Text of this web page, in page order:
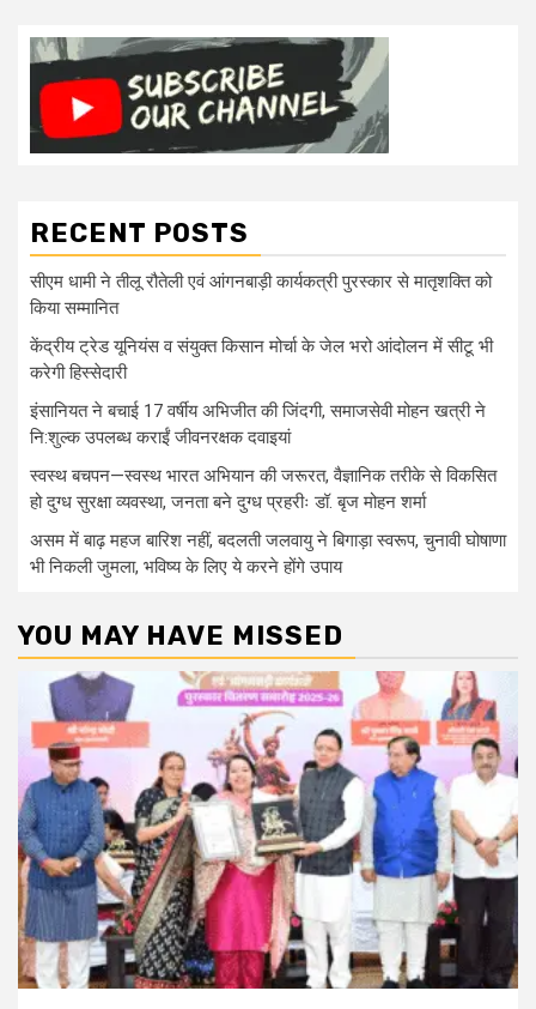
RECENT POSTS
सीएम धामी ने तीलू रौतेली एवं आंगनबाड़ी कार्यकत्री पुरस्कार से मातृशक्ति को
किया सम्मानित
केंद्रीय ट्रेड यूनियंस व संयुक्त किसान मोर्चा के जेल भरो आंदोलन में सीटू भी
करेगी हिस्सेदारी
इंसानियत ने बचाई 17 वर्षीय अभिजीत की जिंदगी, समाजसेवी मोहन खत्री ने
नि:शुल्क उपलब्ध कराईं जीवनरक्षक दवाइयां
स्वस्थ बचपन—स्वस्थ भारत अभियान की जरूरत, वैज्ञानिक तरीके से विकसित
हो दुग्ध सुरक्षा व्यवस्था, जनता बने दुग्ध प्रहरीः डॉ. बृज मोहन शर्मा
असम में बाढ़ महज बारिश नहीं, बदलती जलवायु ने बिगाड़ा स्वरूप, चुनावी घोषाणा
भी निकली जुमला, भविष्य के लिए ये करने होंगे उपाय
YOU MAY HAVE MISSED